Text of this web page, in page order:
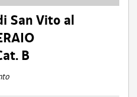
San Vito al
B